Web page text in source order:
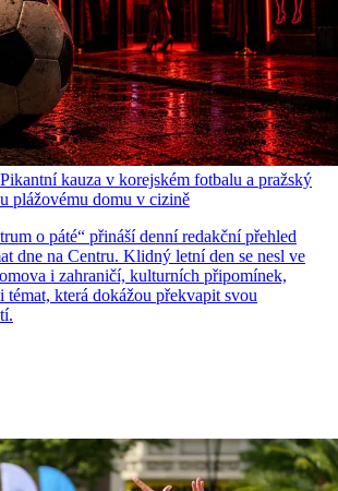
kauza v korejském fotbalu a pražský
plážovému domu v cizině
o páté“ přináší denní redakční přehled
dne na Centru. Klidný letní den se nesl ve
i zahraničí, kulturních připomínek,
která dokážou překvapit svou